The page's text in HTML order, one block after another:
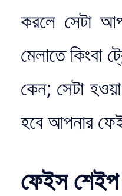
করলে সেটা
মেলাতে কিংবা
কেন; সেটা
হবে আপনার
ফেইস শেইপ